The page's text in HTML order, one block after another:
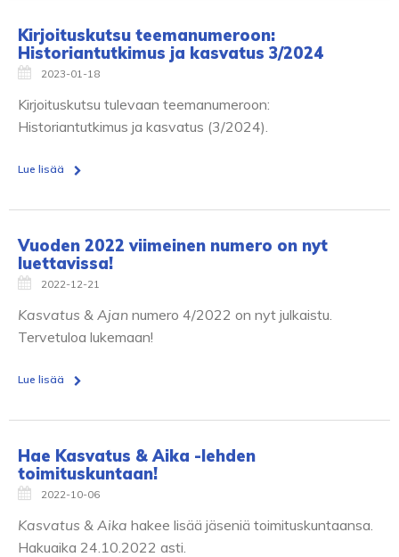
Kirjoituskutsu teemanumeroon:
Historiantutkimus ja kasvatus 3/2024
2023-01-18
Kirjoituskutsu tulevaan teemanumeroon:
Historiantutkimus ja kasvatus (3/2024).
Lue lisää
Vuoden 2022 viimeinen numero on nyt
luettavissa!
2022-12-21
Kasvatus & Ajan numero 4/2022 on nyt julkaistu.
Tervetuloa lukemaan!
Lue lisää
Hae Kasvatus & Aika -lehden
toimituskuntaan!
2022-10-06
Kasvatus & Aika hakee lisää jäseniä toimituskuntaansa.
Hakuaika 24.10.2022 asti.